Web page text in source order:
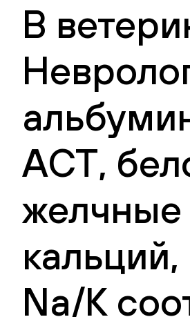
В
АСТ,
желчные
Na/K